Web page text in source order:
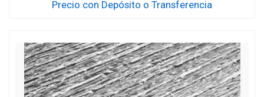
Precio con Depósito o Transferencia